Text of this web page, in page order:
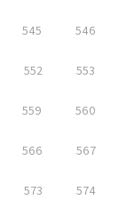
545 546
552 553
559 560
566 567
573 574